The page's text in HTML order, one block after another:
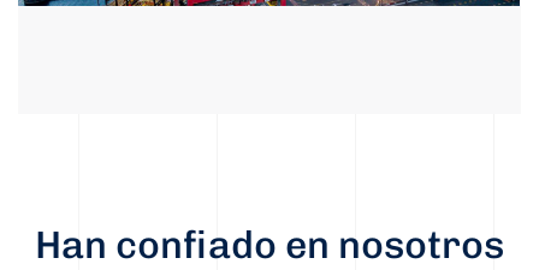
Han confiado en nosotros